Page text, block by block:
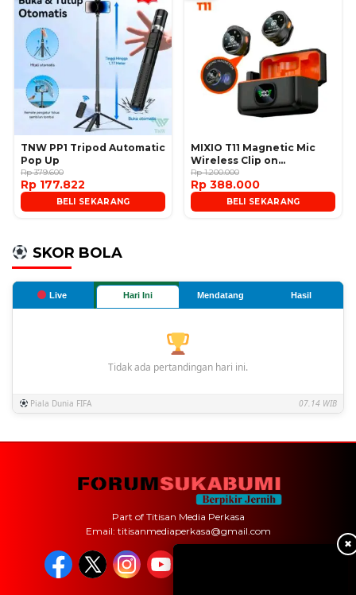
TNW PP1 Tripod Automatic
Pop Up
Rp 379.600
Rp 177.822
BELI SEKARANG
MIXIO T11 Magnetic Mic
Wireless Clip on
Microphone
Rp 1.200.000
Rp 388.000
BELI SEKARANG
SKOR BOLA
Live Hari Ini Mendatang Hasil
Tidak ada pertandingan hari ini.
Piala Dunia FIFA 07.14 WIB
✖
Part of Titisan Media Perkasa
Email: titisanmediaperkasa@gmail.com